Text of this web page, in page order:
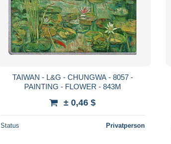
TAIWAN - L&G - CHUNGWA - 8057 -
PAINTING - FLOWER - 843M
± 0,46 $
Status Privatperson